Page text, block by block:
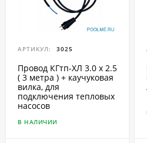
АРТИКУЛ: 3025
Провод КГтп-ХЛ 3.0 x 2.5
( 3 метра ) + каучуковая
вилка, для
подключения тепловых
насосов
В НАЛИЧИИ